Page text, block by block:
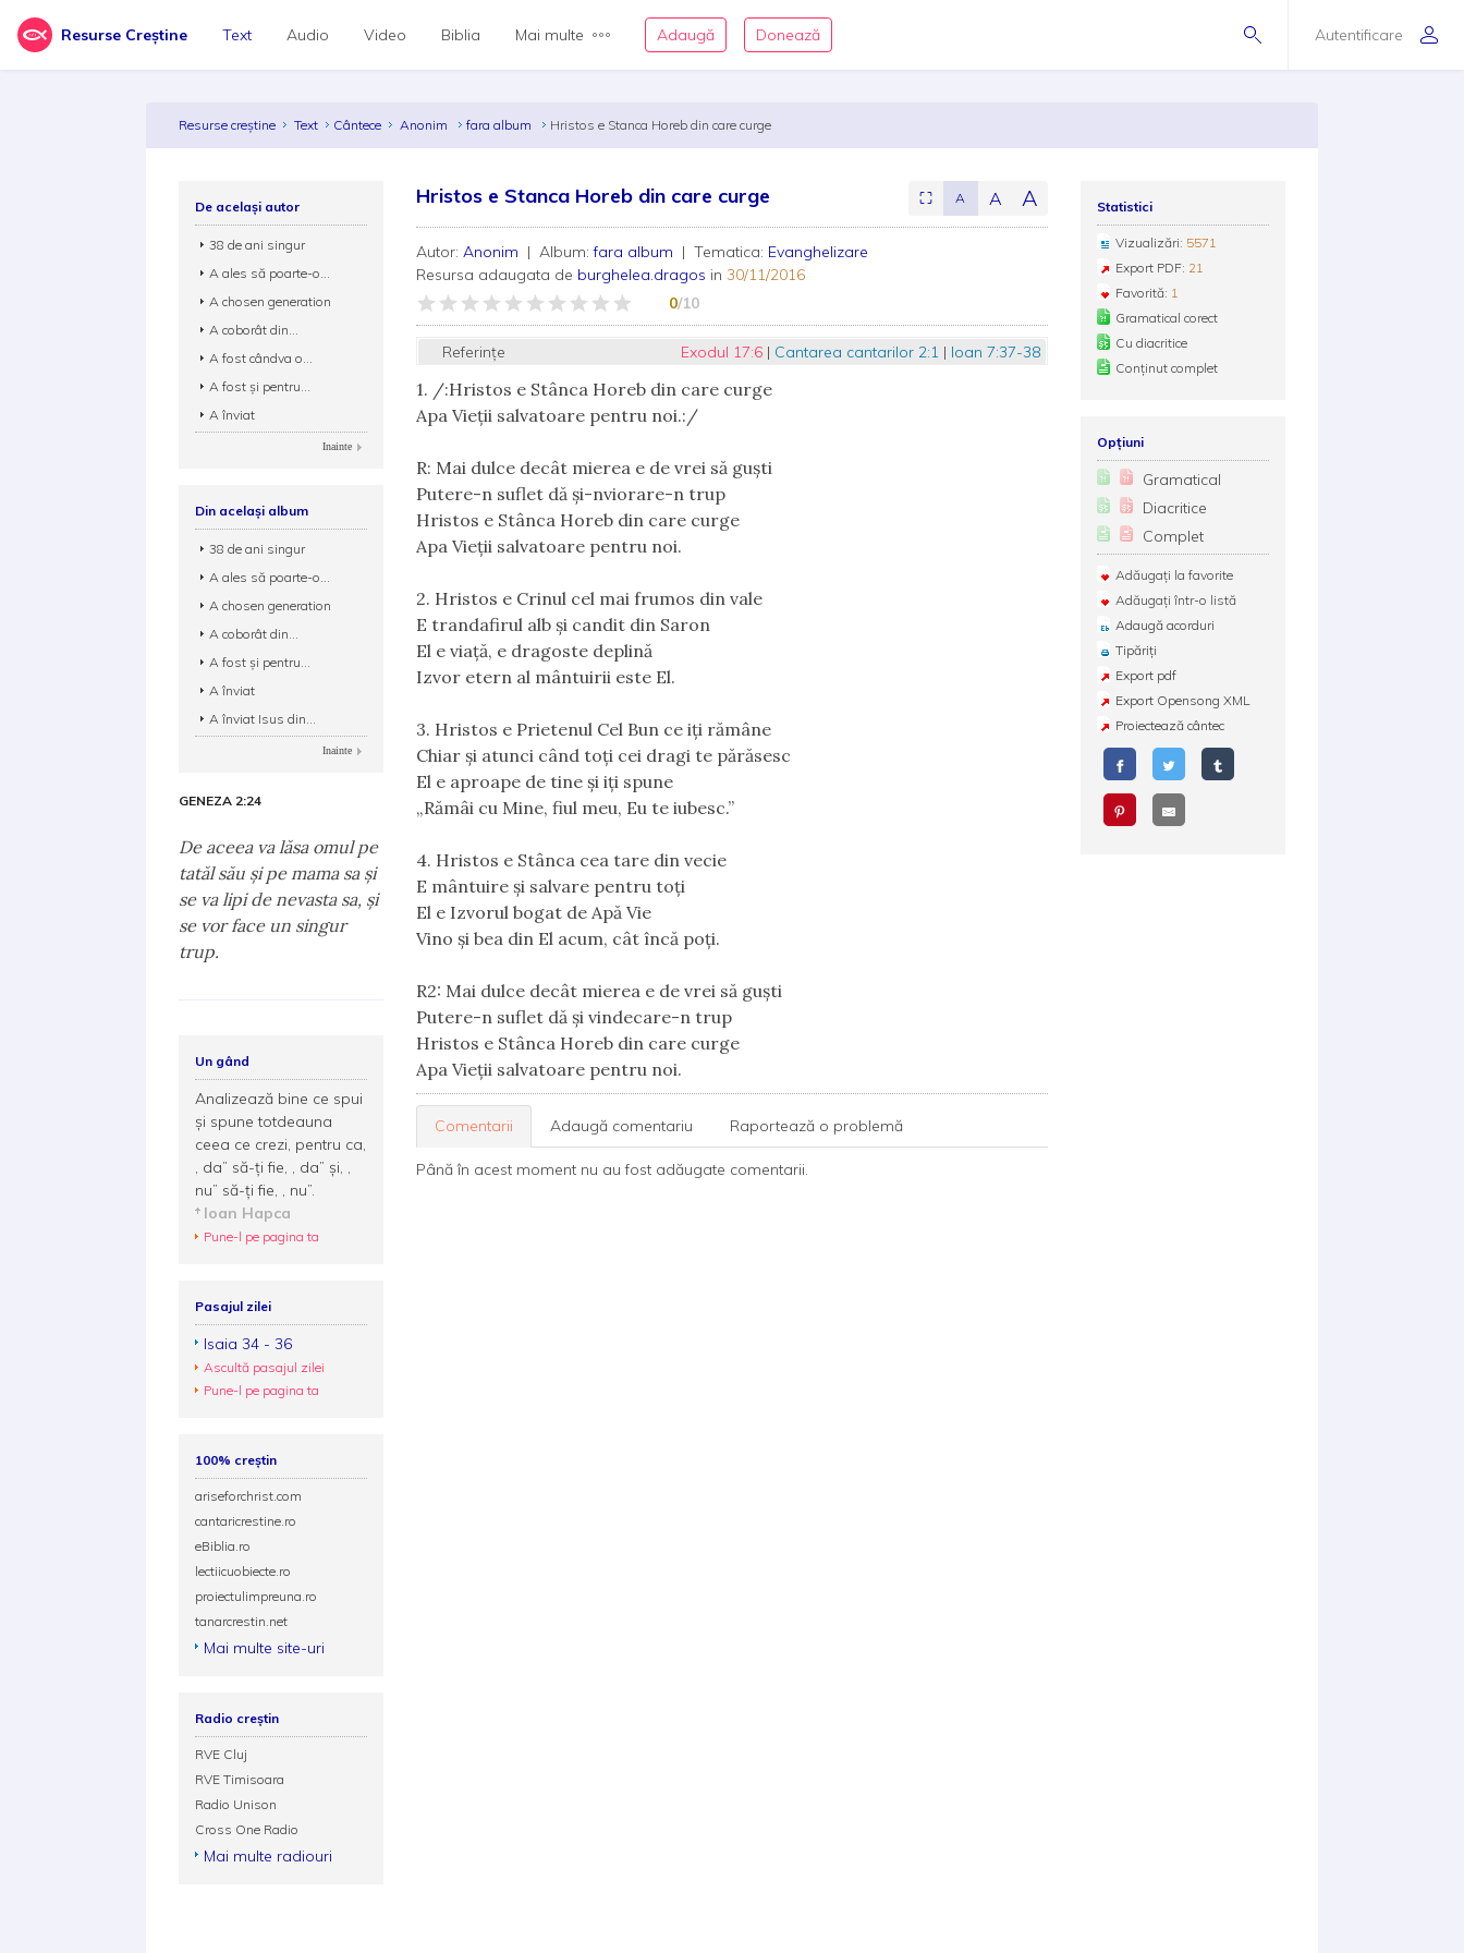
Resurse Creștine Autentificare
Text Audio Video Biblia Mai multe Adaugă Donează
Resurse creștine Text Cântece Anonim fara album Hristos e Stanca Horeb din care curge
Hristos e Stanca Horeb din care curge ⛶ A A A
Autor:Anonim | Album:fara album | Tematica: Evanghelizare
Resursa adaugata de burghelea.dragos in30/11/2016
0/10
Referințe Exodul 17:6 | Cantarea cantarilor 2:1 | Ioan 7:37-38
1. /:Hristos e Stânca Horeb din care curge
Apa Vieţii salvatoare pentru noi.:/
R: Mai dulce decât mierea e de vrei să guşti
Putere-n suflet dă și-nviorare-n trup
Hristos e Stânca Horeb din care curge
Apa Vieții salvatoare pentru noi.
2. Hristos e Crinul cel mai frumos din vale
E trandafirul alb și candit din Saron
El e viaţă, e dragoste deplină
Izvor etern al mântuirii este El.
3. Hristos e Prietenul Cel Bun ce iţi rămâne
Chiar şi atunci când toţi cei dragi te părăsesc
El e aproape de tine şi iţi spune
„Rămâi cu Mine, fiul meu, Eu te iubesc.”
4. Hristos e Stânca cea tare din vecie
E mântuire și salvare pentru toți
El e Izvorul bogat de Apă Vie
Vino și bea din El acum, cât încă poți.
R2: Mai dulce decât mierea e de vrei să guşti
Putere-n suflet dă și vindecare-n trup
Hristos e Stânca Horeb din care curge
Apa Vieții salvatoare pentru noi.
Comentarii Adaugă comentariu Raportează o problemă
Până în acest moment nu au fost adăugate comentarii.
Statistici
Vizualizări: 5571
Export PDF: 21
Favorită: 1
Gramatical corect
Cu diacritice
Conținut complet
Opțiuni
Gramatical
Diacritice
Complet
Adăugați la favorite
Adăugați într-o listă
Adaugă acorduri
Tipăriți
Export pdf
Export Opensong XML
Proiectează cântec
De același autor
38 de ani singur
A ales să poarte-o...
A chosen generation
A coborât din...
A fost cândva o...
A fost şi pentru...
A înviat
Inainte
Din același album
38 de ani singur
A ales să poarte-o...
A chosen generation
A coborât din...
A fost şi pentru...
A înviat
A înviat Isus din...
Inainte
GENEZA 2:24
De aceea va lăsa omul pe
tatăl său şi pe mama sa şi
se va lipi de nevasta sa, şi
se vor face un singur
trup.
Un gând
Analizează bine ce spui
și spune totdeauna
ceea ce crezi, pentru ca,
, da” să-ți fie, , da” și, ,
nu” să-ți fie, , nu”.
Ioan Hapca
Pune-l pe pagina ta
Pasajul zilei
Isaia 34 - 36
Ascultă pasajul zilei
Pune-l pe pagina ta
100% creștin
ariseforchrist.com
cantaricrestine.ro
eBiblia.ro
lectiicuobiecte.ro
proiectulimpreuna.ro
tanarcrestin.net
Mai multe site-uri
Radio creștin
RVE Cluj
RVE Timisoara
Radio Unison
Cross One Radio
Mai multe radiouri